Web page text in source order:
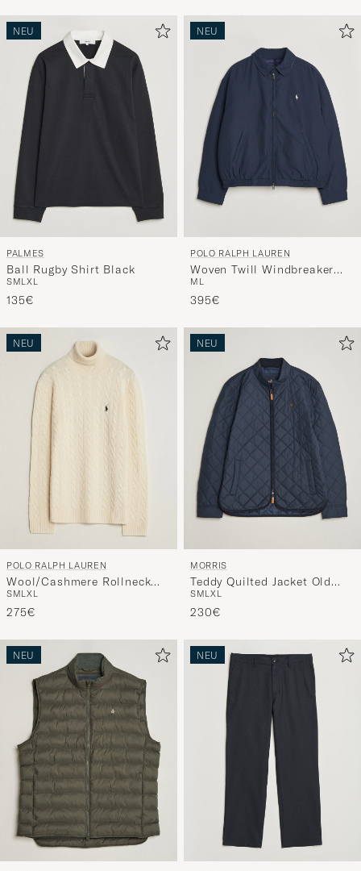
NEU
PALMES
Ball Rugby Shirt Black
SMLXL
135€
NEU
POLO RALPH LAUREN
Woven Twill Windbreaker
Refined Navy
M L
395€
NEU
POLO RALPH LAUREN
Wool/Cashmere Rollneck
Andover Cream
SMLXL
275€
NEU
MORRIS
Teddy Quilted Jacket Old
Blue
SMLXL
230€
NEU NEU